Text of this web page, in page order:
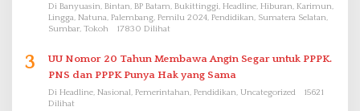
Di Banyuasin, Bintan, BP Batam, Bukittinggi, Headline, Hiburan, Karimun,
Lingga, Natuna, Palembang, Pemilu 2024, Pendidikan, Sumatera Selatan,
Sumbar, Tokoh
17830 Dilihat
3
UU Nomor 20 Tahun Membawa Angin Segar untuk PPPK.
PNS dan PPPK Punya Hak yang Sama
Di Headline, Nasional, Pemerintahan, Pendidikan, Uncategorized
15621
Dilihat